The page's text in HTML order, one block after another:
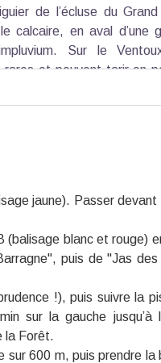
de l’écluse du
calcaire, en aval d’une
Sur le
et peuvent tarir en
jaune). Passer devant
blanc et rouge)
puis de "Jas
!), puis suivre la
sur la gauche jusqu’à
la Forêt.
sur 600 m, puis prendre la